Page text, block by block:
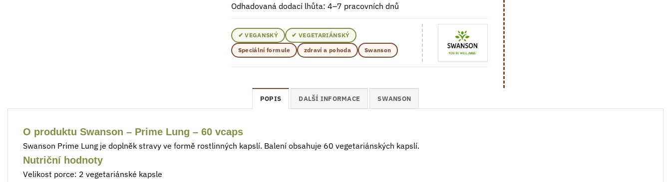
Odhadovaná dodací lhůta: 4–7 pracovních dnů
✔ VEGANSKÝ
✔ VEGETARIÁNSKÝ
Speciální formule
zdraví a pohoda Swanson
POPIS DALŠÍ INFORMACE SWANSON
O produktu Swanson – Prime Lung – 60 vcaps
Swanson Prime Lung je doplněk stravy ve formě rostlinných kapslí. Balení obsahuje 60 vegetariánských kapslí.
Nutriční hodnoty
Velikost porce: 2 vegetariánské kapsle